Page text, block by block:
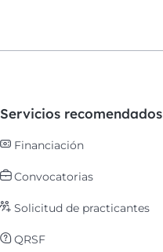
Servicios recomendados
Financiación
Convocatorias
Solicitud de practicantes
QRSF